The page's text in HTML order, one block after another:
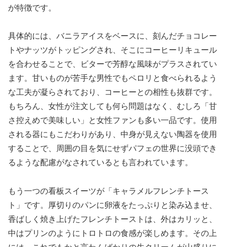
が特徴です。
具体的には、バニラアイスをベースに、刻んだチョコレー
トやナッツがトッピングされ、そこにコーヒーリキュール
を合わせることで、ビターで芳醇な風味がプラスされてい
ます。甘いものが苦手な男性でもペロリと食べられるよう
な工夫が凝らされており、コーヒーとの相性も抜群です。
もちろん、女性が注文しても何ら問題はなく、むしろ「甘
さ控えめで美味しい」と女性ファンも多い一品です。使用
される器にもこだわりがあり、中身が見えない陶器を使用
することで、周囲の目を気にせずパフェの世界に没頭でき
るような配慮がなされているとも言われています。
もう一つの看板スイーツが「キャラメルフレンチトース
ト」です。厚切りのパンに卵液をたっぷりと染み込ませ、
香ばしく焼き上げたフレンチトーストは、外はカリッと、
中はプリンのようにトロトロの食感が楽しめます。その上